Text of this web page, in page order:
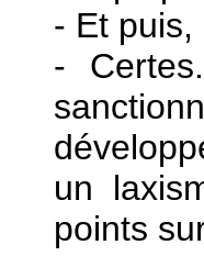
- Et
-
un
points